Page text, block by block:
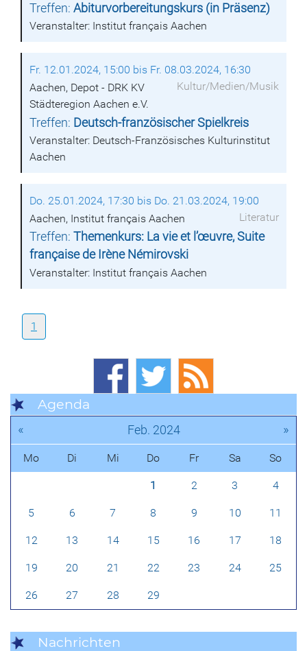
Treffen:Abiturvorbereitungskurs (in Präsenz)
Veranstalter: Institut français Aachen
Fr. 12.01.2024, 15:00 bis Fr. 08.03.2024, 16:30
Kultur/Medien/Musik
Aachen, Depot - DRK KV
Städteregion Aachen e.V.
Treffen: Deutsch-französischer Spielkreis
Veranstalter: Deutsch-Französisches Kulturinstitut
Aachen
Do. 25.01.2024, 17:30 bis Do. 21.03.2024, 19:00
Literatur
Aachen, Institut français Aachen
Treffen:Themenkurs: La vie et l’œuvre, Suite
française de Irène Némirovski
Veranstalter: Institut français Aachen
1
Agenda
« Feb. 2024 »
Mo Di Mi Do Fr Sa So
1 2 3 4
5 6 7 8 9 10 11
12 13 14 15 16 17 18
19 20 21 22 23 24 25
26 27 28 29
Nachrichten